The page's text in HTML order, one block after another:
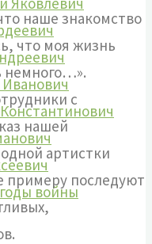
войны
наше знакомство
что моя жизнь
немного…».
с
нашей
артистки
последуют